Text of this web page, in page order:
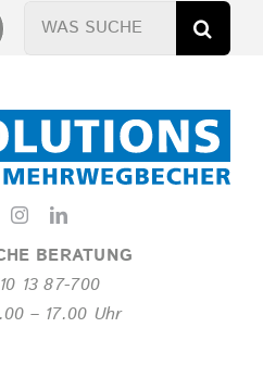
BERATUNG
13 87-700
– 17.00 Uhr
Suche
nach: